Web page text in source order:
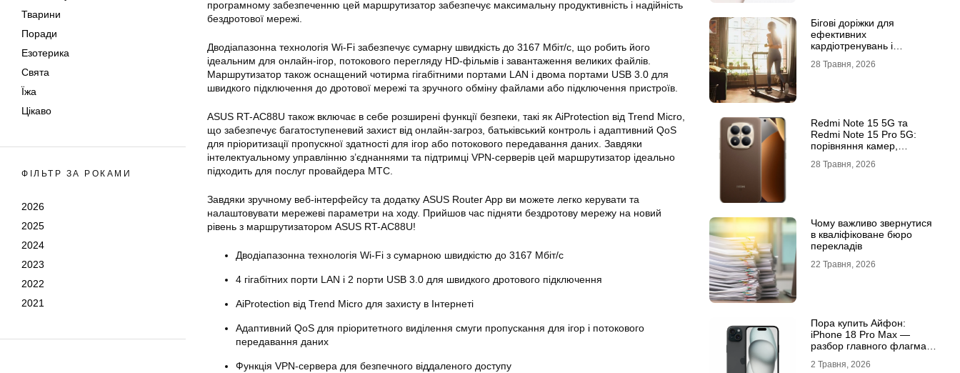
Тварини
Поради
Езотерика
Свята
Їжа
Цікаво
ФІЛЬТР ЗА РОКАМИ
2026
2025
2024
2023
2022
2021
програмному забезпеченню цей маршрутизатор забезпечує максимальну продуктивність і надійність
бездротової мережі.
Дводіапазонна технологія Wi-Fi забезпечує сумарну швидкість до 3167 Мбіт/с, що робить його
ідеальним для онлайн-ігор, потокового перегляду HD-фільмів і завантаження великих файлів.
Маршрутизатор також оснащений чотирма гігабітними портами LAN і двома портами USB 3.0 для
швидкого підключення до дротової мережі та зручного обміну файлами або підключення пристроїв.
ASUS RT-AC88U також включає в себе розширені функції безпеки, такі як AiProtection від Trend Micro,
що забезпечує багатоступеневий захист від онлайн-загроз, батьківський контроль і адаптивний QoS
для пріоритизації пропускної здатності для ігор або потокового передавання даних. Завдяки
інтелектуальному управлінню з’єднаннями та підтримці VPN-серверів цей маршрутизатор ідеально
підходить для послуг провайдера МТС.
Завдяки зручному веб-інтерфейсу та додатку ASUS Router App ви можете легко керувати та
налаштовувати мережеві параметри на ходу. Прийшов час підняти бездротову мережу на новий
рівень з маршрутизатором ASUS RT-AC88U!
Дводіапазонна технологія Wi-Fi з сумарною швидкістю до 3167 Мбіт/с
4 гігабітних порти LAN і 2 порти USB 3.0 для швидкого дротового підключення
AiProtection від Trend Micro для захисту в Інтернеті
Адаптивний QoS для пріоритетного виділення смуги пропускання для ігор і потокового
передавання даних
Функція VPN-сервера для безпечного віддаленого доступу
Бігові доріжки для
ефективних
кардіотренувань і
способу життя
28 Травня, 2026
Redmi Note 15 5G та
Redmi Note 15 Pro 5G:
порівняння камер,
продуктивності
28 Травня, 2026
Чому важливо звернутися
в кваліфіковане бюро
перекладів
22 Травня, 2026
Пора купить Айфон:
iPhone 18 Pro Max —
разбор главного флагмана
2 Травня, 2026